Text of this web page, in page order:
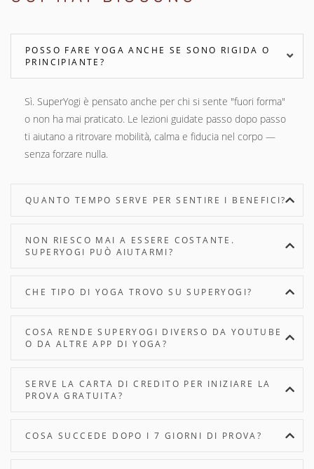
POSSO FARE YOGA ANCHE SE SONO RIGIDA O
PRINCIPIANTE?
Sì. SuperYogi è pensato anche per chi si sente "fuori forma"
o non ha mai praticato. Le lezioni guidate passo dopo passo
ti aiutano a ritrovare mobilità, calma e fiducia nel corpo —
senza forzare nulla.
QUANTO TEMPO SERVE PER SENTIRE I BENEFICI?
NON RIESCO MAI A ESSERE COSTANTE.
SUPERYOGI PUÒ AIUTARMI?
CHE TIPO DI YOGA TROVO SU SUPERYOGI?
COSA RENDE SUPERYOGI DIVERSO DA YOUTUBE
O DA ALTRE APP DI YOGA?
SERVE LA CARTA DI CREDITO PER INIZIARE LA
PROVA GRATUITA?
COSA SUCCEDE DOPO I 7 GIORNI DI PROVA?